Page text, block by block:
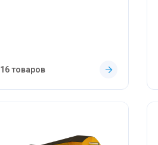
16 товаров